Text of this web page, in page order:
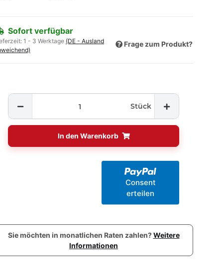
Sofort verfügbar
1 - 3 Werktage (DE - Ausland
Frage zum Produkt?
Stück
In den Warenkorb
Consent
erteilen
Sie möchten in monatlichen Raten zahlen?Weitere
Informationen